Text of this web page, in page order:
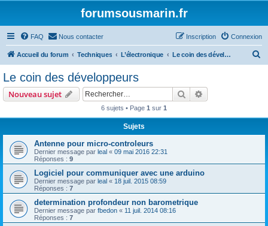
forumsousmarin.fr
FAQ Nous contacter Connexion
Inscription
Accueil du forum Techniques L’électronique Le coin des développeurs
Le coin des développeurs
Nouveau sujet Rechercher
6 sujets • Page 1 sur 1
Sujets
Antenne pour micro-controleurs
Dernier message par leal « 09 mai 2016 22:31
Réponses : 9
Logiciel pour communiquer avec une arduino
Dernier message par leal « 18 juil. 2015 08:59
Réponses : 7
determination profondeur non barometrique
Dernier message par fbedon « 11 juil. 2014 08:16
Réponses : 7